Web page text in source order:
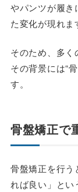
やパンツが履き
た変化が現れま
そのため、多く
その背景には“
す。
骨盤矯正で
骨盤矯正を行う
れば良い」と